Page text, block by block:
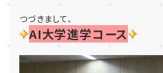
つづきまして、
AI大学進学コース